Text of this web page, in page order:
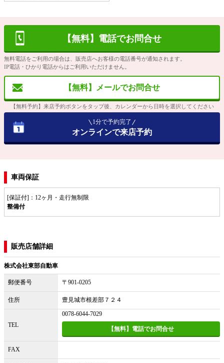
【無料】電話でお問合せ
無料電話をご利用の場合は、販売店へお客様の電話番号が通知されます。
IP電話・ひかり電話からはご利用いただけません。
【無料】メールでお問合せ
【無料予約】来店予約ボタンをタップ後、カレンダーから日時を選択してください
1分で予約完了
オンラインで来店予約
車両保証
[保証付]：12ヶ月・走行無制限
整備付
販売店舗詳細
株式会社東部自動車
郵便番号 〒901-0205
住所 豊見城市根差部７２４
TEL
0078-6044-7029
【無料】電話でお問合せ
FAX